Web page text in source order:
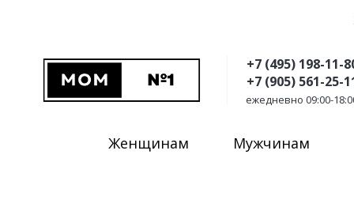
+7 (495) 198-11-
+7 (905) 561-25-
ежедневно 09:00-
Женщинам Мужчинам